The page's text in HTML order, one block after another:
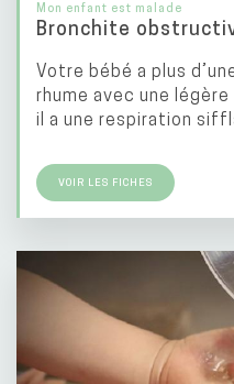
Mon enfant est malade
Bronchite
Votre bébé a plus
rhume avec une
il a une respiration
VOIR LES FICHES